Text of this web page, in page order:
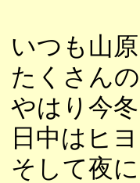
いつも山
たくさん
やはり今
日中はヒ
そして夜